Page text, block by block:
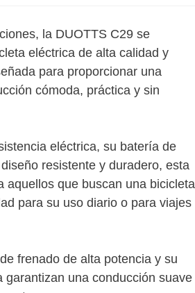
la DUOTTS C29 se
eléctrica de alta calidad y
para proporcionar una
cómoda, práctica y sin
eléctrica, su batería de
resistente y duradero, esta
aquellos que buscan una bicicleta
para su uso diario o para viajes
frenado de alta potencia y su
garantizan una conducción suave